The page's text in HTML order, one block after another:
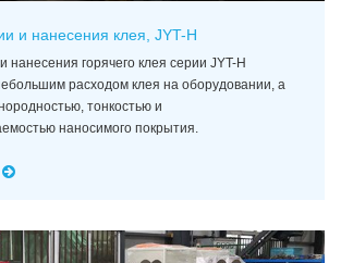
и нанесения клея, JYT-H
горячего клея серии JYT-H
расходом клея на оборудовании, а
тонкостью и
наносимого покрытия.